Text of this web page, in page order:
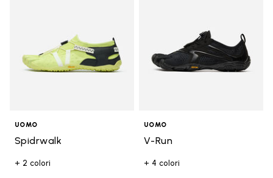
UOMO
Spidrwalk
+ 2 colori
UOMO
V-Run
+ 4 colori